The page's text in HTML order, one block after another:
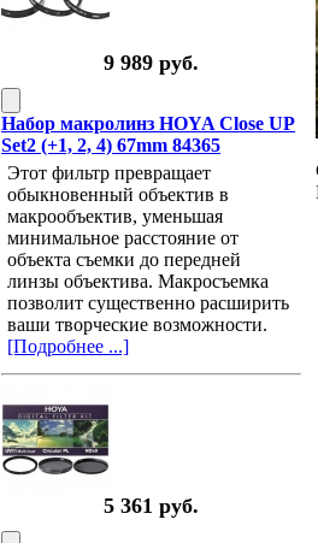
9 989 руб.
Набор макролинз HOYA Close UP
Set2 (+1, 2, 4) 67mm 84365
Этот фильтр превращает
обыкновенный объектив в
макрообъектив, уменьшая
минимальное расстояние от
объекта съемки до передней
линзы объектива. Макросъемка
позволит существенно расширить
ваши творческие возможности.
[Подробнее ...]
5 361 руб.